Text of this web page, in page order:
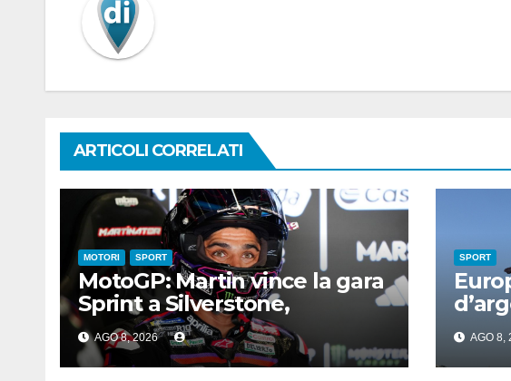
ARTICOLI CORRELATI
MOTORI SPORT
MotoGP: Martin vince la gara
Sprint a Silverstone,
preceduti Ogura e Bezzecchi
AGO 8, 2026
SPORT
AGO 8,